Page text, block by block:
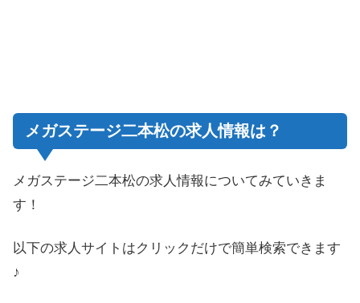
メガステージ二本松の求人情報は？
メガステージ二本松の求人情報についてみていきま
す！
以下の求人サイトはクリックだけで簡単検索できます
♪